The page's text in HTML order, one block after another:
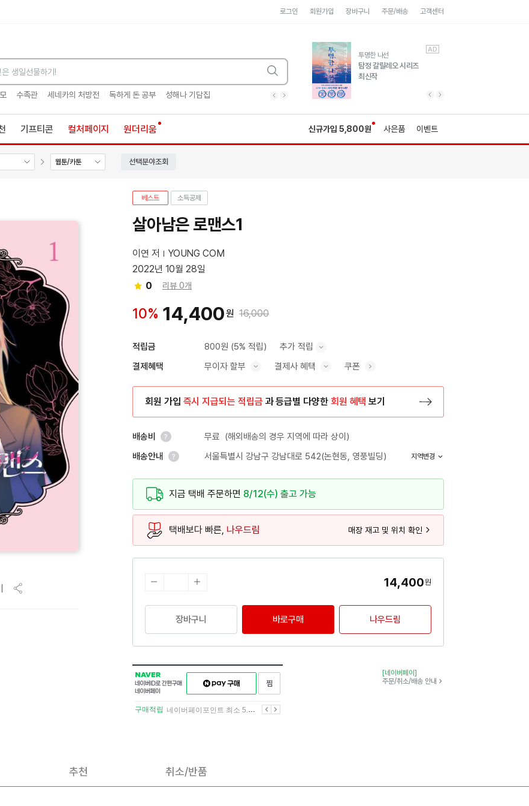
로그인 회원가입 장바구니 주문/배송 고객센터
수족관 세네카의 처방전 독하게 돈 공부 성해나 기담집 히가시노게이고 추모 수족관 독하게 돈 공부
유럽 도시 기행3
풍성한 서사와 인문학적
통찰!
AD
투명한 나선
탐정 갈릴레오 시리즈
최신작
AD
기프티콘 컬처페이지 원더리움 신규가입 5,800원 사은품 이벤트
웹툰/카툰 선택분야조회
베스트 소득공제
살아남은 로맨스1
이연 저
YOUNG COM
2022년 10월 28일
0
리뷰 0개
10% 14,400원 16,000
적립금 800원 (5% 적립) 추가 적립
결제혜택 무이자 할부 결제사 혜택 쿠폰
회원 가입 즉시 지급되는 적립금 과 등급별 다양한 회원 혜택 보기
배송비 무료 (해외배송의 경우 지역에 따라 상이)
배송안내
서울특별시 강남구 강남대로 542(논현동, 영풍빌딩) 지역변경
지금 택배 주문하면 8/12(수) 출고 가능
택배보다 빠른, 나우드림 매장 재고 및 위치 확인
14,400원
장바구니 바로구매 나우드림
NAVER
네이버
ID로
간편구매
네이버페이
구매하기
이전
구매적립 네이버페이포인트 최소 5.5% 적립 다음
[네이버페이]
주문/취소/배송 안내
추천 취소/반품